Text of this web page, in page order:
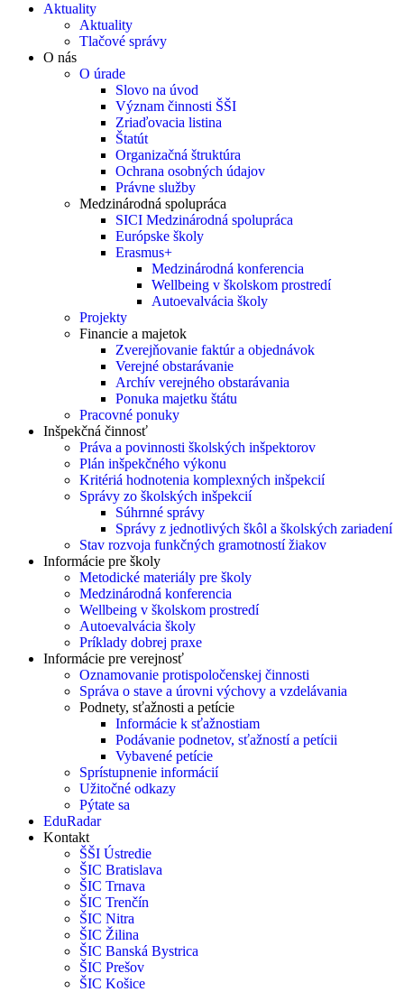
Aktuality
Aktuality
Tlačové správy
O nás
O úrade
Slovo na úvod
Význam činnosti ŠŠI
Zriaďovacia listina
Štatút
Organizačná štruktúra
Ochrana osobných údajov
Právne služby
Medzinárodná spolupráca
SICI Medzinárodná spolupráca
Európske školy
Erasmus+
Medzinárodná konferencia
Wellbeing v školskom prostredí
Autoevalvácia školy
Projekty
Financie a majetok
Zverejňovanie faktúr a objednávok
Verejné obstarávanie
Archív verejného obstarávania
Ponuka majetku štátu
Pracovné ponuky
Inšpekčná činnosť
Práva a povinnosti školských inšpektorov
Plán inšpekčného výkonu
Kritériá hodnotenia komplexných inšpekcií
Správy zo školských inšpekcií
Súhrnné správy
Správy z jednotlivých škôl a školských zariadení
Stav rozvoja funkčných gramotností žiakov
Informácie pre školy
Metodické materiály pre školy
Medzinárodná konferencia
Wellbeing v školskom prostredí
Autoevalvácia školy
Príklady dobrej praxe
Informácie pre verejnosť
Oznamovanie protispoločenskej činnosti
Správa o stave a úrovni výchovy a vzdelávania
Podnety, sťažnosti a petície
Informácie k sťažnostiam
Podávanie podnetov, sťažností a petícii
Vybavené petície
Sprístupnenie informácií
Užitočné odkazy
Pýtate sa
EduRadar
Kontakt
ŠŠI Ústredie
ŠIC Bratislava
ŠIC Trnava
ŠIC Trenčín
ŠIC Nitra
ŠIC Žilina
ŠIC Banská Bystrica
ŠIC Prešov
ŠIC Košice